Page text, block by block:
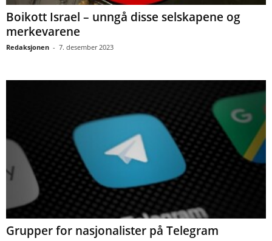
Boikott Israel – unngå disse selskapene og
merkevarene
Redaksjonen - 7. desember 2023
Grupper for nasjonalister på Telegram